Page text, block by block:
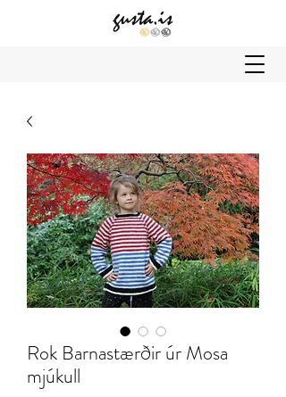
Rok Barnastærðir úr Mosa
mjúkull